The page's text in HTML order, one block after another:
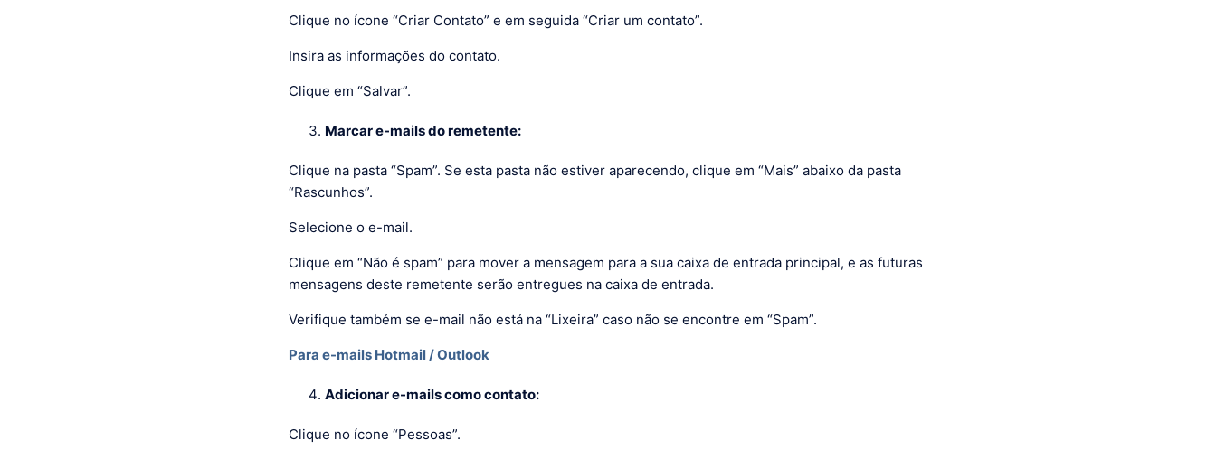
Clique no ícone “Criar Contato” e em seguida “Criar um contato”.
Insira as informações do contato.
Clique em “Salvar”.
Marcar e-mails do remetente:
Clique na pasta “Spam”. Se esta pasta não estiver aparecendo, clique em “Mais” abaixo da pasta
“Rascunhos”.
Selecione o e-mail.
Clique em “Não é spam” para mover a mensagem para a sua caixa de entrada principal, e as futuras
mensagens deste remetente serão entregues na caixa de entrada.
Verifique também se e-mail não está na “Lixeira” caso não se encontre em “Spam”.
Para e-mails Hotmail / Outlook
Adicionar e-mails como contato:
Clique no ícone “Pessoas”.